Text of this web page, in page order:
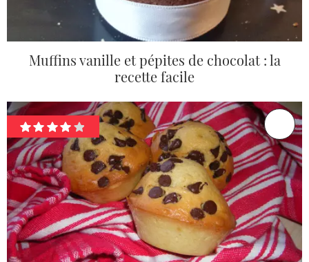
Muffins vanille et pépites de chocolat : la
recette facile